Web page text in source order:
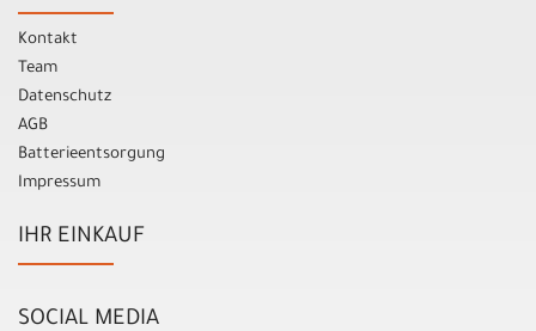
Kontakt
Team
Datenschutz
AGB
Batterieentsorgung
Impressum
IHR EINKAUF
SOCIAL MEDIA